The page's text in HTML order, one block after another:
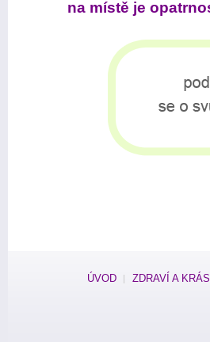
na místě je
ÚVOD ZDRAVÍ A